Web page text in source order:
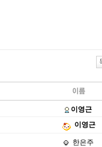
이영근
이영근
한은주